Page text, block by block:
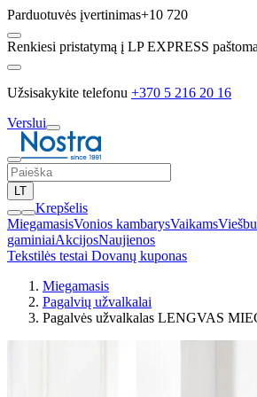
Parduotuvės įvertinimas+10 720
Renkiesi pristatymą į LP EXPRESS
Užsisakykite telefonu +370 5 216 20 16
Verslui
LT
Krepšelis
MiegamasisVonios kambarysVaikams
gaminiaiAkcijosNaujienos
Tekstilės testai Dovanų kuponas
Miegamasis
Pagalvių užvalkalai
Pagalvės užvalkalas LENGVAS